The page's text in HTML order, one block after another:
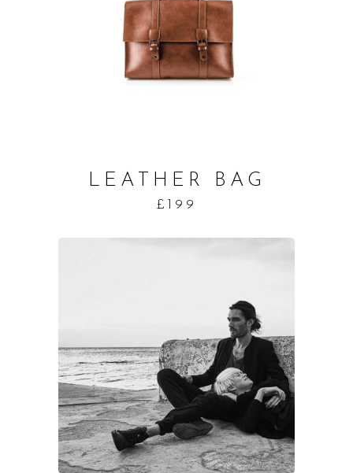
ADD TO CART
LEATHER BAG
£ 199
ADD TO CART